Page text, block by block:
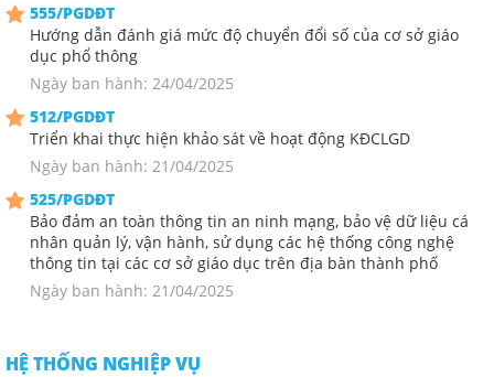
555/PGDĐT
Hướng dẫn đánh giá mức độ chuyển đổi số của cơ sở giáo
dục phổ thông
Ngày ban hành: 24/04/2025
512/PGDĐT
Triển khai thực hiện khảo sát về hoạt động KĐCLGD
Ngày ban hành: 21/04/2025
525/PGDĐT
Bảo đảm an toàn thông tin an ninh mạng, bảo vệ dữ liệu cá
nhân quản lý, vận hành, sử dụng các hệ thống công nghệ
thông tin tại các cơ sở giáo dục trên địa bàn thành phố
Ngày ban hành: 21/04/2025
HỆ THỐNG NGHIỆP VỤ